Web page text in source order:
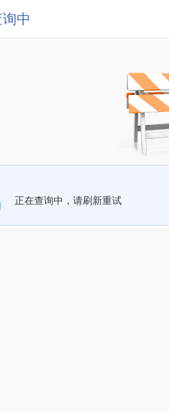
中
正在查询中，请刷新重试